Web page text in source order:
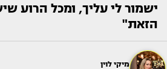
ישמור לי עליך, ומכל הרוע
הזאת"
מיקי לוין